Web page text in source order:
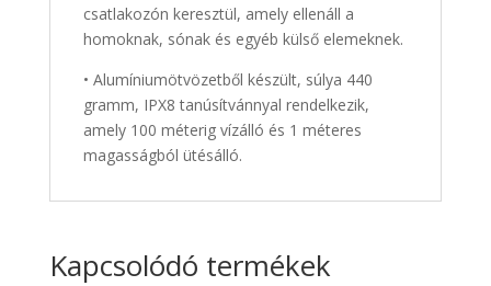
csatlakozón keresztül, amely ellenáll a
homoknak, sónak és egyéb külső elemeknek.
• Alumíniumötvözetből készült, súlya 440
gramm, IPX8 tanúsítvánnyal rendelkezik,
amely 100 méterig vízálló és 1 méteres
magasságból ütésálló.
Kapcsolódó termékek